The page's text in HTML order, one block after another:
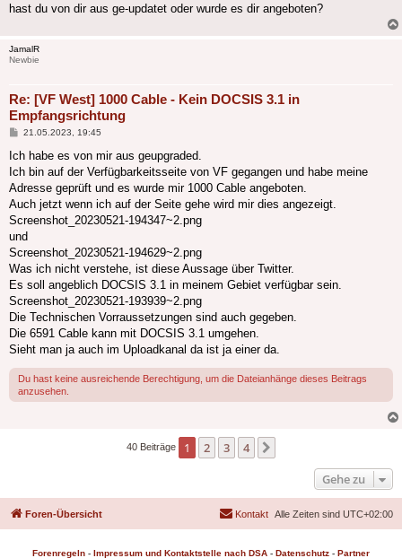
hast du von dir aus ge-updatet oder wurde es dir angeboten?
JamalR
Newbie
Re: [VF West] 1000 Cable - Kein DOCSIS 3.1 in
Empfangsrichtung
Beitrag
21.05.2023, 19:45
Ich habe es von mir aus geupgraded.
Ich bin auf der Verfügbarkeitsseite von VF gegangen und habe meine
Adresse geprüft und es wurde mir 1000 Cable angeboten.
Auch jetzt wenn ich auf der Seite gehe wird mir dies angezeigt.
Screenshot_20230521-194347~2.png
und
Screenshot_20230521-194629~2.png
Was ich nicht verstehe, ist diese Aussage über Twitter.
Es soll angeblich DOCSIS 3.1 in meinem Gebiet verfügbar sein.
Screenshot_20230521-193939~2.png
Die Technischen Vorraussetzungen sind auch gegeben.
Die 6591 Cable kann mit DOCSIS 3.1 umgehen.
Sieht man ja auch im Uploadkanal da ist ja einer da.
Du hast keine ausreichende Berechtigung, um die Dateianhänge dieses Beitrags
anzusehen.
40 Beiträge 1 2 3 4
Gehe zu
Foren-Übersicht Alle Zeiten sind UTC+02:00
Kontakt
Forenregeln - Impressum und Kontaktstelle nach DSA - Datenschutz - Partner